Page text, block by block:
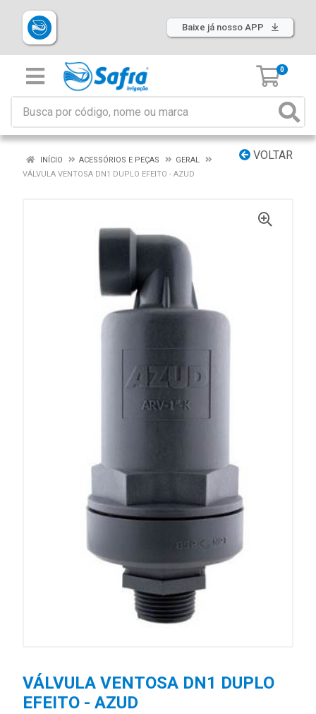
Baixe já nosso APP
0
VOLTAR
INÍCIO ACESSÓRIOS E PEÇAS
GERAL
VÁLVULA VENTOSA DN1 DUPLO EFEITO - AZUD
VÁLVULA VENTOSA DN1 DUPLO
EFEITO - AZUD